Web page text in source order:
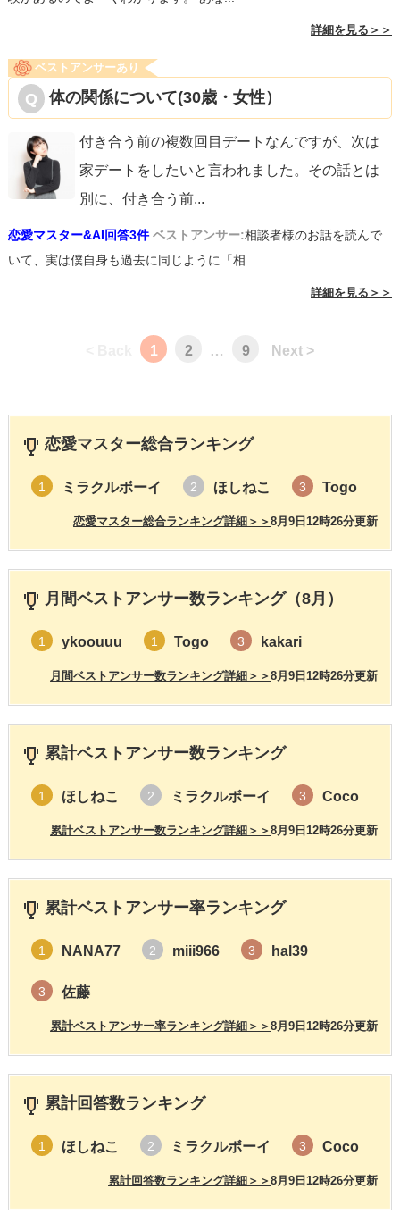
詳細を見る＞＞
ベストアンサーあり
体の関係について(30歳・女性）
付き合う前の複数回目デートなんですが、次は
家デートをしたいと言われました。その話とは
別に、付き合う前...
恋愛マスター&AI回答3件 ベストアンサー:相談者様のお話を読んで
いて、実は僕自身も過去に同じように「相...
詳細を見る＞＞
1 2 … 9 Next >
恋愛マスター総合ランキング
1 ミラクルボーイ 2 ほしねこ 3 Togo
8月9日12時26分更新
恋愛マスター総合ランキング詳細＞＞
月間ベストアンサー数ランキング（8月）
1 ykoouuu 1 Togo 3 kakari
8月9日12時26分更新
月間ベストアンサー数ランキング詳細＞＞
累計ベストアンサー数ランキング
1 ほしねこ 2 ミラクルボーイ 3 Coco
8月9日12時26分更新
累計ベストアンサー数ランキング詳細＞＞
累計ベストアンサー率ランキング
1 NANA77 2 miii966 3 hal39
3 佐藤
8月9日12時26分更新
累計ベストアンサー率ランキング詳細＞＞
累計回答数ランキング
1 ほしねこ 2 ミラクルボーイ 3 Coco
8月9日12時26分更新
累計回答数ランキング詳細＞＞